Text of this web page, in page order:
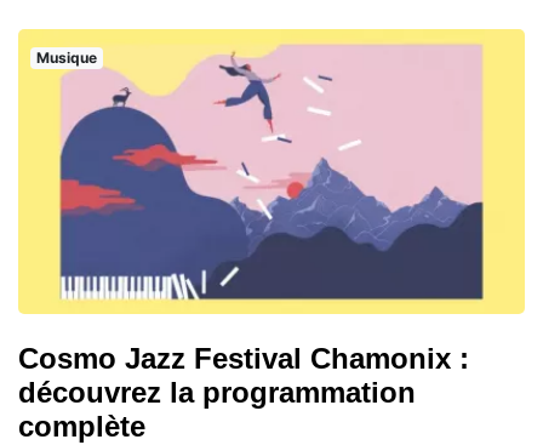
Musique
Cosmo Jazz Festival Chamonix :
découvrez la programmation
complète